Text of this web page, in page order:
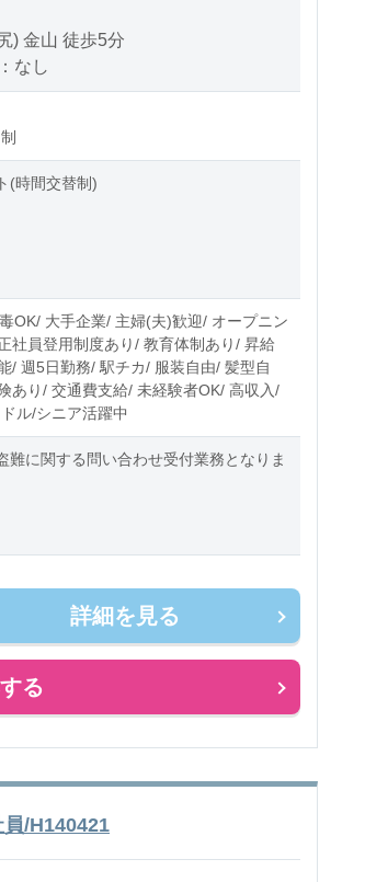
) 金山 徒歩5分
なし
(時間交替制)
OK/ 大手企業/ 主婦(夫)歓迎/ オープニン
社員登用制度あり/ 教育体制あり/ 昇給
/ 週5日勤務/ 駅チカ/ 服装自由/ 髪型自
あり/ 交通費支給/ 未経験者OK/ 高収入/
ル/シニア活躍中
難に関する問い合わせ受付業務となりま
認（利用した覚えがない）
詳細を見る
る
/H140421